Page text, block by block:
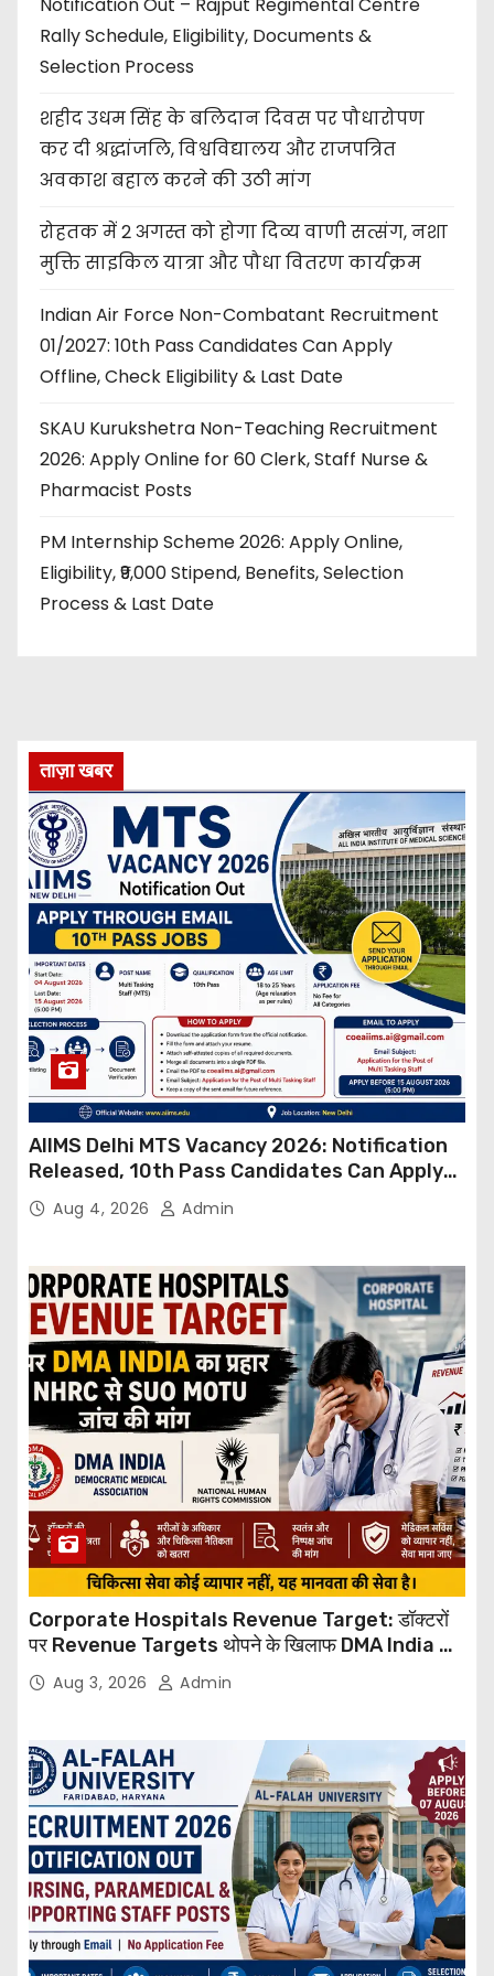
Rally Schedule, Eligibility, Documents &
Selection Process
शहीद उधम सिंह के बलिदान दिवस पर पौधारोपण
कर दी श्रद्धांजलि, विश्वविद्यालय और राजपत्रित
अवकाश बहाल करने की उठी मांग
रोहतक में 2 अगस्त को होगा दिव्य वाणी सत्संग, नशा
मुक्ति साइकिल यात्रा और पौधा वितरण कार्यक्रम
Indian Air Force Non-Combatant Recruitment
01/2027: 10th Pass Candidates Can Apply
Offline, Check Eligibility & Last Date
SKAU Kurukshetra Non-Teaching Recruitment
2026: Apply Online for 60 Clerk, Staff Nurse &
Pharmacist Posts
PM Internship Scheme 2026: Apply Online,
Eligibility, ₹9,000 Stipend, Benefits, Selection
Process & Last Date
ताज़ा खबर
AIIMS Delhi MTS Vacancy 2026: Notification
Released, 10th Pass Candidates Can Apply
Through Email
Aug 4, 2026 Admin
Corporate Hospitals Revenue Target: डॉक्टरों
पर Revenue Targets थोपने के खिलाफ DMA India का
बड़ा कदम, NHRC से Suo Motu जांच की मांग
Aug 3, 2026 Admin